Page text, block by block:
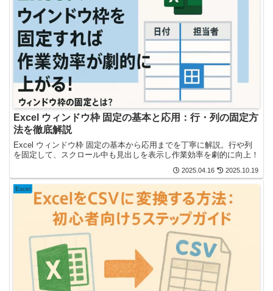
Excel ウィンドウ枠 固定の基本と応用：行・列の固定方
法を徹底解説
Excel ウィンドウ枠 固定の基本から応用までを丁寧に解説。行や列
を固定して、スクロール中も見出しを表示し作業効率を劇的に向上！
2025.04.16 2025.10.19
Excel